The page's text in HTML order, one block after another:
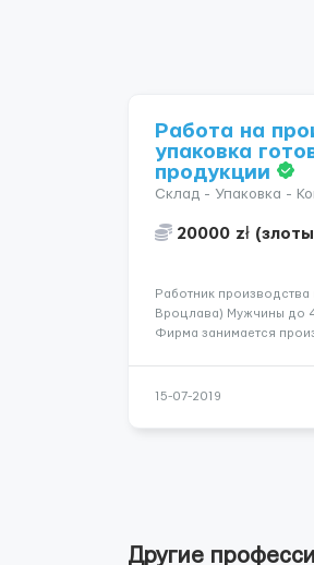
Работа на
упаковка
продукции
Склад - Упаковка -
20000 zł
Работник производства
Вроцлава) Мужчины до
Фирма занимается
допольнителями для
На фирме присутсвуют
реко...
15-07-2019
Другие